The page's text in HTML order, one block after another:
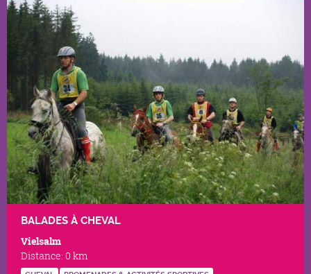
BALADES À CHEVAL
Vielsalm
Distance: 0 km